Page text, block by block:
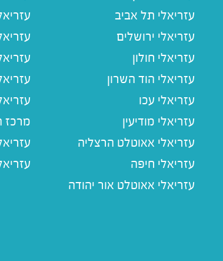
עזריאלי תל אביב
עזריאלי ירושלים
עזריאלי חולון
עזריאלי הוד השרון
עזריאלי עכו
עזריאלי מודיעין
עזריאלי אאוטלט הרצליה
עזריאלי חיפה
עזריאלי אאוטלט אור יהודה
מרכז